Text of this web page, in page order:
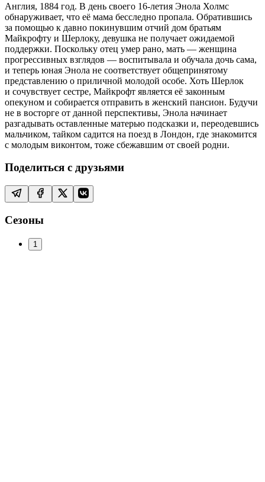
Англия, 1884 год. В день своего 16-летия Энола Холмс
обнаруживает, что её мама бесследно пропала. Обратившись
за помощью к давно покинувшим отчий дом братьям
Майкрофту и Шерлоку, девушка не получает ожидаемой
поддержки. Поскольку отец умер рано, мать — женщина
прогрессивных взглядов — воспитывала и обучала дочь сама,
и теперь юная Энола не соответствует общепринятому
представлению о приличной молодой особе. Хоть Шерлок
и сочувствует сестре, Майкрофт является её законным
опекуном и собирается отправить в женский пансион. Будучи
не в восторге от данной перспективы, Энола начинает
разгадывать оставленные матерью подсказки и, переодевшись
мальчиком, тайком садится на поезд в Лондон, где знакомится
с молодым виконтом, тоже сбежавшим от своей родни.
Поделиться с друзьями
Сезоны
1